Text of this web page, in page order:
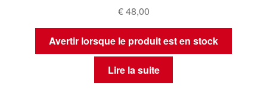
€48,00
Avertir lorsque le produit est en stock
Lire la suite